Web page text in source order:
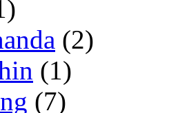
(2)
(1)
(7)